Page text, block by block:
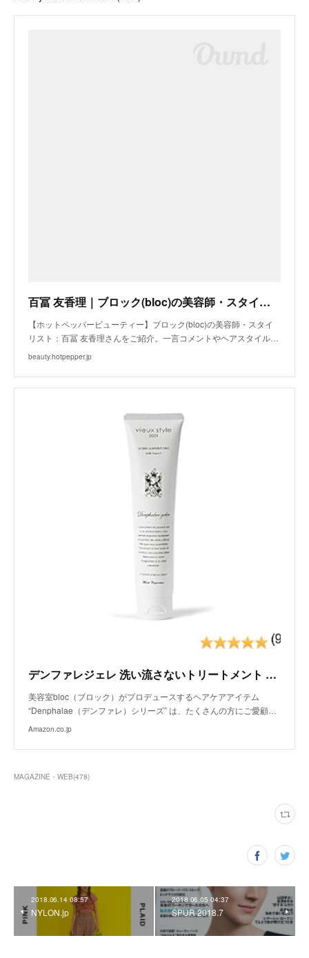
百冨 友香理｜ブロック(bloc)の美容師・スタイリスト｜ホットペッパービューティー
【ホットペッパービューティー】ブロック(bloc)の美容師・スタイ
リスト：百冨 友香理さんをご紹介。一言コメントやヘアスタイル…
beauty.hotpepper.jp
デンファレジェレ 洗い流さないトリートメント 120ｇ
美容室bloc（ブロック）がプロデュースするヘアケアアイテム
“Denphalae（デンファレ）シリーズ” は、たくさんの方にご愛顧…
Amazon.co.jp
MAGAZINE・WEB(478)
2018.06.14 08:57
NYLON.jp
2018.06.05 04:37
SPUR 2018.7